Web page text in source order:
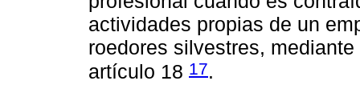
actividades propias de un
roedores silvestres,
artículo 18 17.